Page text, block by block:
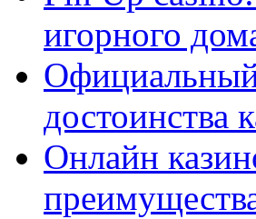
игорного
Официальный
достоинства
Онлайн